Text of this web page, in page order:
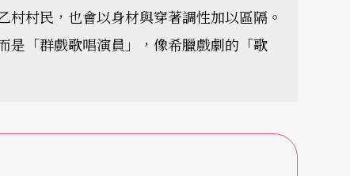
村民，也會以身材與穿著調性加以區隔。
是「群戲歌唱演員」，像希臘戲劇的「歌